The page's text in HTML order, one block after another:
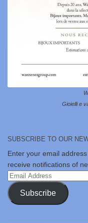
Gioielli e
SUBSCRIBE TO OUR
Enter your email
receive notifications of
Email
Address
Subscribe